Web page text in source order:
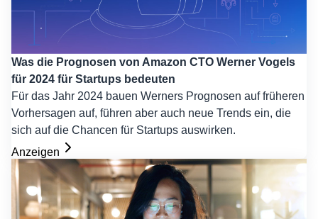
Was die Prognosen von Amazon CTO Werner Vogels
für 2024 für Startups bedeuten
Für das Jahr 2024 bauen Werners Prognosen auf früheren
Vorhersagen auf, führen aber auch neue Trends ein, die
sich auf die Chancen für Startups auswirken.
Anzeigen